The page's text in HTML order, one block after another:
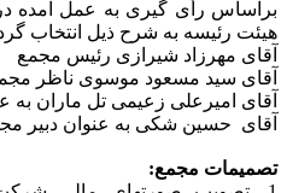
براساس رأی گیری به عمل آمده
هیئت رئیسه به شرح ذیل انتخاب
آقای مهرزاد شیرازی رئیس مجمع
آقای سید مسعود موسوی ناظر
آقای امیرعلی زعیمی تل ماران به
آقای حسین شکی به عنوان دبیر
تصمیمات مجمع: